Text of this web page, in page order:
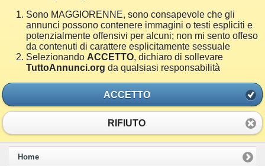
Sono MAGGIORENNE, sono consapevole che gli
annunci possono contenere immagini o testi espliciti e
potenzialmente offensivi per alcuni; non mi sento offeso
da contenuti di carattere esplicitamente sessuale
Selezionando ACCETTO, dichiaro di sollevare
TuttoAnnunci.org da qualsiasi responsabilità
ACCETTO
RIFIUTO
Home